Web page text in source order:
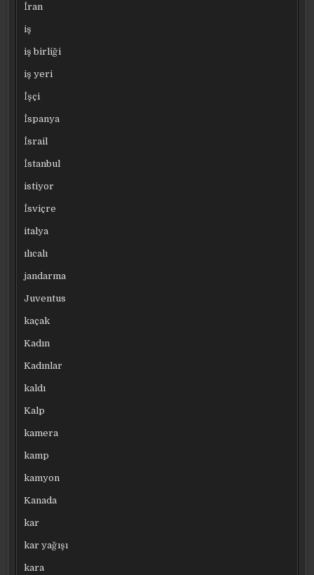
İran
iş
iş birliği
iş yeri
İşçi
İspanya
İsrail
İstanbul
istiyor
İsviçre
italya
ılıcalı
jandarma
Juventus
kaçak
Kadın
Kadınlar
kaldı
Kalp
kamera
kamp
kamyon
Kanada
kar
kar yağışı
kara